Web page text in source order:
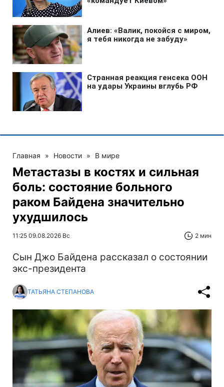
Главная » Новости » В мире
Метастазы в костях и сильная
боль: состояние больного
раком Байдена значительно
ухудшилось
11:25 09.08.2026 Вс 2 мин
Сын Джо Байдена рассказал о состоянии
экс-президента
ТАТЬЯНА СТЕПАНОВА